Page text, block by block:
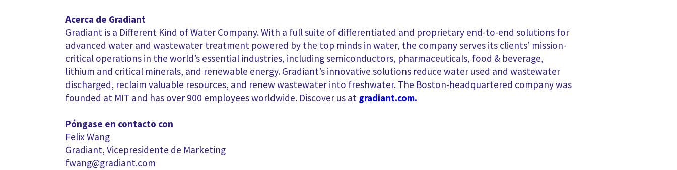
Acerca de Gradiant
Gradiant is a Different Kind of Water Company. With a full suite of differentiated and proprietary end-to-end solutions for
advanced water and wastewater treatment powered by the top minds in water, the company serves its clients’ mission-
critical operations in the world’s essential industries, including semiconductors, pharmaceuticals, food & beverage,
lithium and critical minerals, and renewable energy. Gradiant’s innovative solutions reduce water used and wastewater
discharged, reclaim valuable resources, and renew wastewater into freshwater. The Boston-headquartered company was
founded at MIT and has over 900 employees worldwide. Discover us at gradiant.com.
Póngase en contacto con
Felix Wang
Gradiant, Vicepresidente de Marketing
fwang@gradiant.com